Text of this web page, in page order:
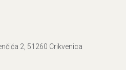
2, 51260 Crikvenica